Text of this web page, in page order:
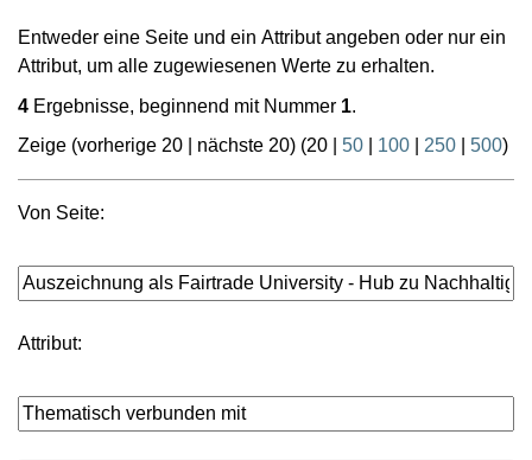
Entweder eine Seite und ein Attribut angeben oder nur ein
Attribut, um alle zugewiesenen Werte zu erhalten.
4 Ergebnisse, beginnend mit Nummer 1.
Zeige (vorherige 20 nächste 20) (20 50 100 250 500)
Von Seite:
Attribut: